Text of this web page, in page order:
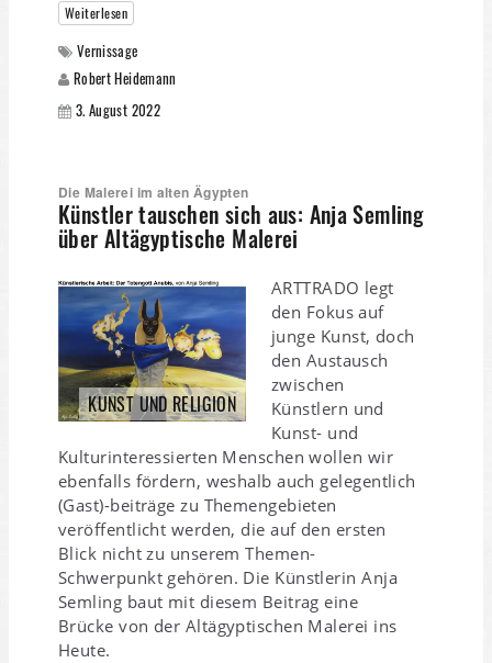
Weiterlesen
Vernissage
Robert Heidemann
3. August 2022
Die Malerei im alten Ägypten
Künstler tauschen sich aus: Anja Semling
über Altägyptische Malerei
KUNST UND RELIGION
ARTTRADO legt
den Fokus auf
junge Kunst, doch
den Austausch
zwischen
Künstlern und
Kunst- und
Kulturinteressierten Menschen wollen wir
ebenfalls fördern, weshalb auch gelegentlich
(Gast)-beiträge zu Themengebieten
veröffentlicht werden, die auf den ersten
Blick nicht zu unserem Themen-
Schwerpunkt gehören. Die Künstlerin Anja
Semling baut mit diesem Beitrag eine
Brücke von der Altägyptischen Malerei ins
Heute.